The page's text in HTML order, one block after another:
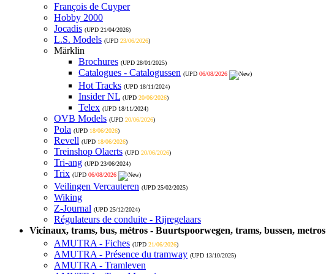
François de Cuyper
Hobby 2000
Jocadis (UPD 21/04/2026)
L.S. Models (UPD 23/06/2026)
Märklin
Brochures (UPD 28/01/2025)
Catalogues - Catalogussen (UPD 06/08/2026 )
Hot Tracks (UPD 18/11/2024)
Insider NL (UPD 20/06/2026)
Telex (UPD 18/11/2024)
OVB Models (UPD 20/06/2026)
Pola (UPD 18/06/2026)
Revell (UPD 18/06/2026)
Treinshop Olaerts (UPD 20/06/2026)
Tri-ang (UPD 23/06/2024)
Trix (UPD 06/08/2026 )
Veilingen Vercauteren (UPD 25/02/2025)
Wiking
Z-Journal (UPD 25/12/2024)
Régulateurs de conduite - Rijregelaars
Vicinaux, trams, bus, métros - Buurtspoorwegen, trams, bussen, metros
AMUTRA - Fiches (UPD 21/06/2026)
AMUTRA - Présence du tramway (UPD 13/10/2025)
AMUTRA - Tramleven